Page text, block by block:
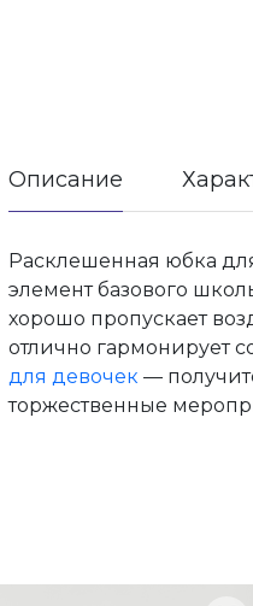
Описание
Расклешенная юбка
элемент базового
хорошо пропускает
отлично гармонирует
для девочек —
торжественные